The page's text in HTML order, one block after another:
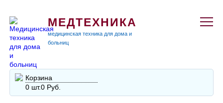
МЕДТЕХНИКА
медицинская техника для дома и
больниц
Корзина
0 шт.0 Руб.